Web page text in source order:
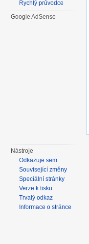
Rychlý průvodce
Google AdSense
Nástroje
Odkazuje sem
Související změny
Speciální stránky
Verze k tisku
Trvalý odkaz
Informace o stránce